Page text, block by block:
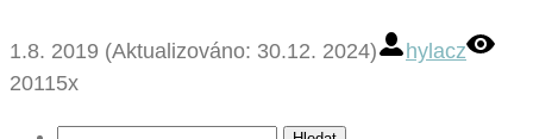
1.8. 2019 (Aktualizováno: 30.12. 2024)
hylacz
20115x